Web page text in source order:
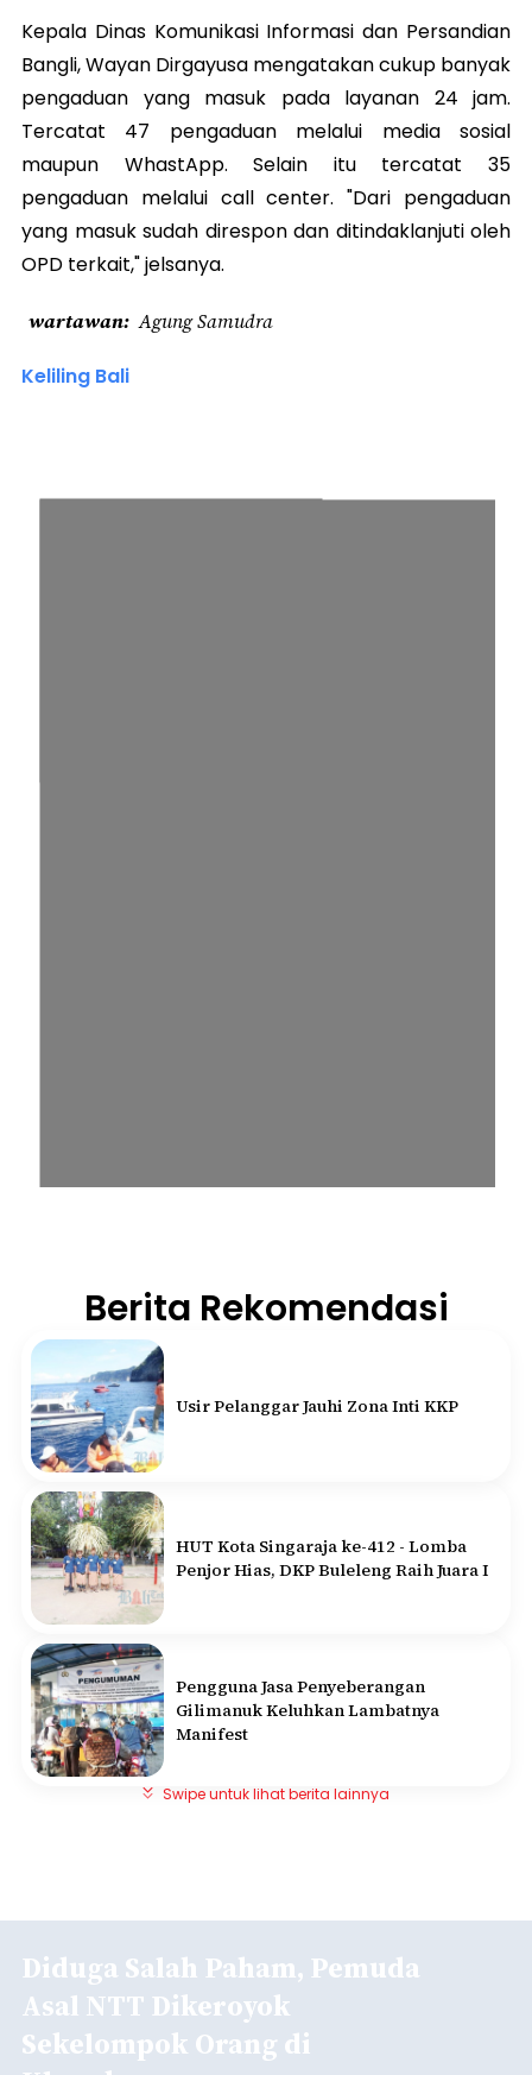
Kepala Dinas Komunikasi Informasi dan Persandian
Bangli, Wayan Dirgayusa mengatakan cukup banyak
pengaduan yang masuk pada layanan 24 jam.
Tercatat 47 pengaduan melalui media sosial
maupun WhastApp. Selain itu tercatat 35
pengaduan melalui call center. "Dari pengaduan
yang masuk sudah direspon dan ditindaklanjuti oleh
OPD terkait," jelsanya.
wartawan Agung Samudra
Keliling Bali
Berita Rekomendasi
Usir Pelanggar Jauhi Zona Inti KKP
HUT Kota Singaraja ke-412 - Lomba
Penjor Hias, DKP Buleleng Raih Juara I
Pengguna Jasa Penyeberangan
Gilimanuk Keluhkan Lambatnya
Manifest
Swipe untuk lihat berita lainnya
Diduga Salah Paham, Pemuda
Asal NTT Dikeroyok
Sekelompok Orang di